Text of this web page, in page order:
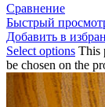
Сравнение
Быстрый
Добавить в
Select options This
be chosen on the